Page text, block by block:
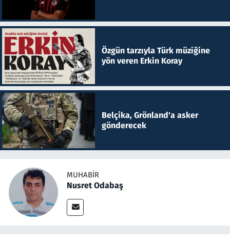
Özgün tarzıyla Türk müziğine
yön veren Erkin Koray
Belçika, Grönland'a asker
gönderecek
MUHABIR
Nusret Odabaş